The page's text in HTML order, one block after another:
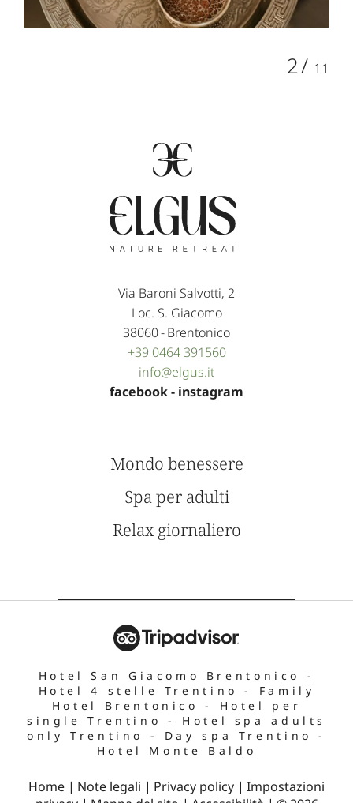
2/ 11
Via Baroni Salvotti, 2
Loc. S. Giacomo
38060-Brentonico
+39 0464 391560
info@elgus.it
facebook- instagram
Mondo benessere
Spa per adulti
Relax giornaliero
Hotel San Giacomo Brentonico -
Hotel 4 stelle Trentino- Family
Hotel Brentonico- Hotel per
single Trentino - Hotel spa adults
only Trentino - Day spa Trentino-
Hotel Monte Baldo
Home | Note legali | Privacy policy | Impostazioni